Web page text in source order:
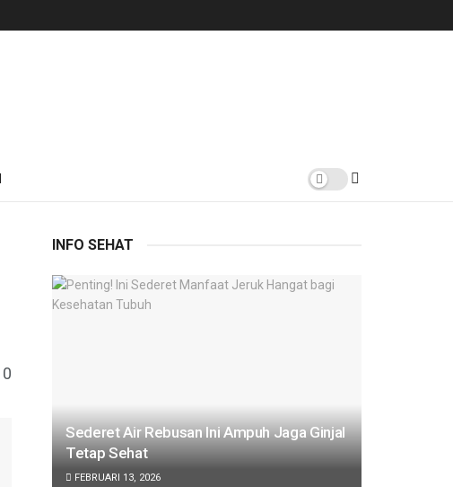
0
INFO SEHAT
Sederet Air Rebusan Ini Ampuh Jaga Ginjal
Tetap Sehat
FEBRUARI 13, 2026